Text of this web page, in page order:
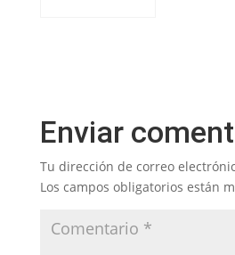
Enviar
Tu dirección de correo
Los campos obligatorios están